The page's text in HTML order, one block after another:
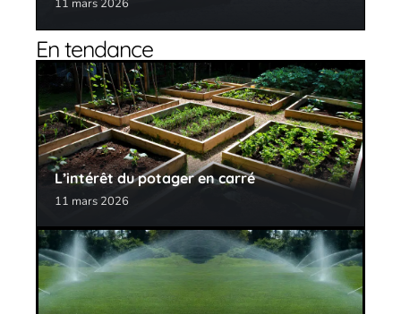
En tendance
L’intérêt du potager en carré
11 mars 2026